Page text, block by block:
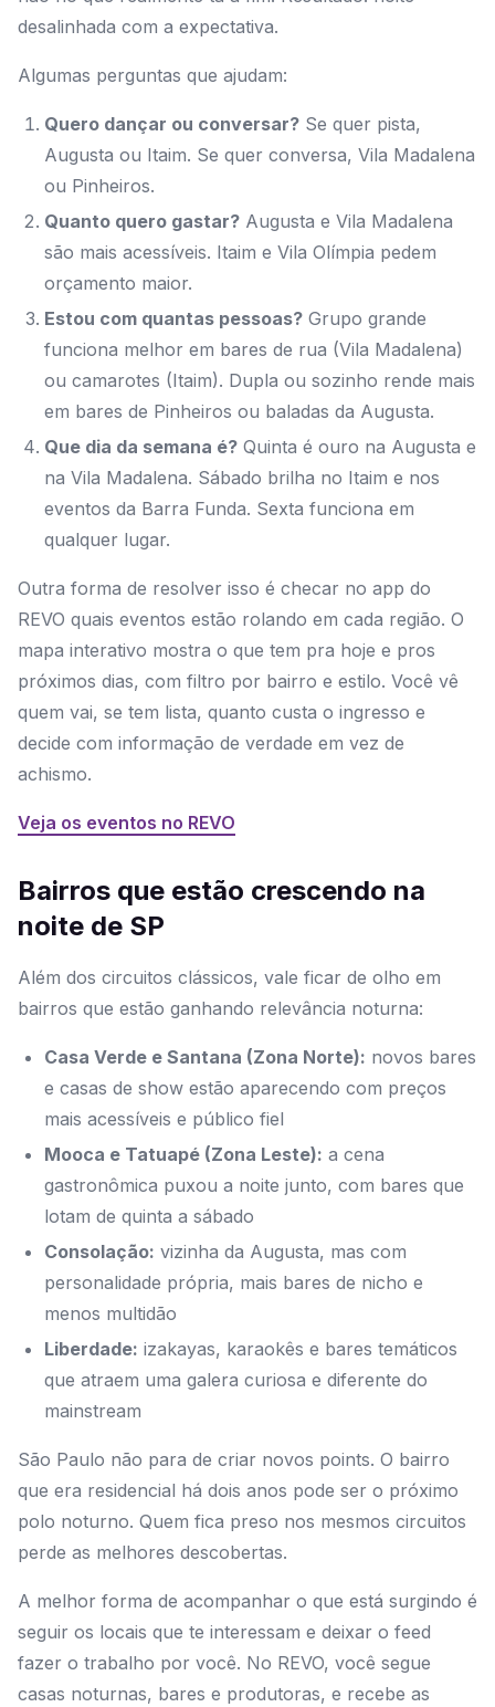
desalinhada com a expectativa.
Algumas perguntas que ajudam:
Quero dançar ou conversar? Se quer pista,
Augusta ou Itaim. Se quer conversa, Vila Madalena
ou Pinheiros.
Quanto quero gastar? Augusta e Vila Madalena
são mais acessíveis. Itaim e Vila Olímpia pedem
orçamento maior.
Estou com quantas pessoas? Grupo grande
funciona melhor em bares de rua (Vila Madalena)
ou camarotes (Itaim). Dupla ou sozinho rende mais
em bares de Pinheiros ou baladas da Augusta.
Que dia da semana é? Quinta é ouro na Augusta e
na Vila Madalena. Sábado brilha no Itaim e nos
eventos da Barra Funda. Sexta funciona em
qualquer lugar.
Outra forma de resolver isso é checar no app do
REVO quais eventos estão rolando em cada região. O
mapa interativo mostra o que tem pra hoje e pros
próximos dias, com filtro por bairro e estilo. Você vê
quem vai, se tem lista, quanto custa o ingresso e
decide com informação de verdade em vez de
achismo.
Veja os eventos no REVO
Bairros que estão crescendo na
noite de SP
Além dos circuitos clássicos, vale ficar de olho em
bairros que estão ganhando relevância noturna:
Casa Verde e Santana (Zona Norte): novos bares
e casas de show estão aparecendo com preços
mais acessíveis e público fiel
Mooca e Tatuapé (Zona Leste): a cena
gastronômica puxou a noite junto, com bares que
lotam de quinta a sábado
Consolação: vizinha da Augusta, mas com
personalidade própria, mais bares de nicho e
menos multidão
Liberdade: izakayas, karaokês e bares temáticos
que atraem uma galera curiosa e diferente do
mainstream
São Paulo não para de criar novos points. O bairro
que era residencial há dois anos pode ser o próximo
polo noturno. Quem fica preso nos mesmos circuitos
perde as melhores descobertas.
A melhor forma de acompanhar o que está surgindo é
seguir os locais que te interessam e deixar o feed
fazer o trabalho por você. No REVO, você segue
casas noturnas, bares e produtoras, e recebe as